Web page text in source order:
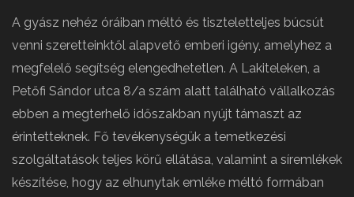
A gyász nehéz óráiban méltó és tiszteletteljes búcsút
venni szeretteinktől alapvető emberi igény, amelyhez a
megfelelő segítség elengedhetetlen. A Lakiteleken, a
Petőfi Sándor utca 8/a szám alatt található vállalkozás
ebben a megterhelő időszakban nyújt támaszt az
érintetteknek. Fő tevékenységük a temetkezési
szolgáltatások teljes körű ellátása, valamint a síremlékek
készítése, hogy az elhunytak emléke méltó formában